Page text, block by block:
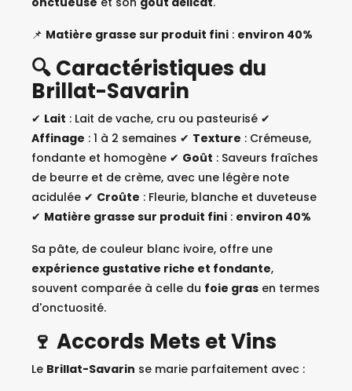
📌 Matière grasse sur produit fini : environ 40%
🔍 Caractéristiques du
Brillat-Savarin
✔ Lait : Lait de vache, cru ou pasteurisé ✔
Affinage : 1 à 2 semaines ✔ Texture : Crémeuse,
fondante et homogène ✔ Goût : Saveurs fraîches
de beurre et de crème, avec une légère note
acidulée ✔ Croûte : Fleurie, blanche et duveteuse
✔ Matière grasse sur produit fini : environ 40%
Sa pâte, de couleur blanc ivoire, offre une
expérience gustative riche et fondante,
souvent comparée à celle du foie gras en termes
d'onctuosité.
🍷 Accords Mets et Vins
Le Brillat-Savarin se marie parfaitement avec :